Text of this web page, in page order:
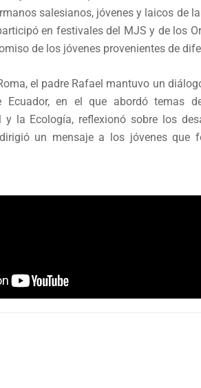
salesianos, jóvenes y laicos de
en festivales del MJS y de los
de los jóvenes provenientes de
el padre Rafael mantuvo un
Ecuador, en el que abordó temas
y la Ecología, reflexionó sobre los
un mensaje a los jóvenes que